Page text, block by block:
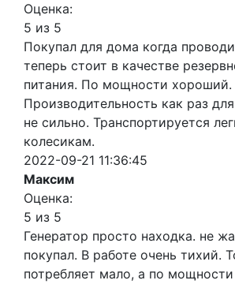
Оценка:
5 из 5
Покупал для дома когда
теперь стоит в качестве
питания. По мощности хороший.
Производительность как раз
не сильно. Транспортируется
колесикам.
2022-09-21 11:36:45
Максим
Оценка:
5 из 5
Генератор просто находка. не
покупал. В работе очень тихий.
потребляет мало, а по мощности